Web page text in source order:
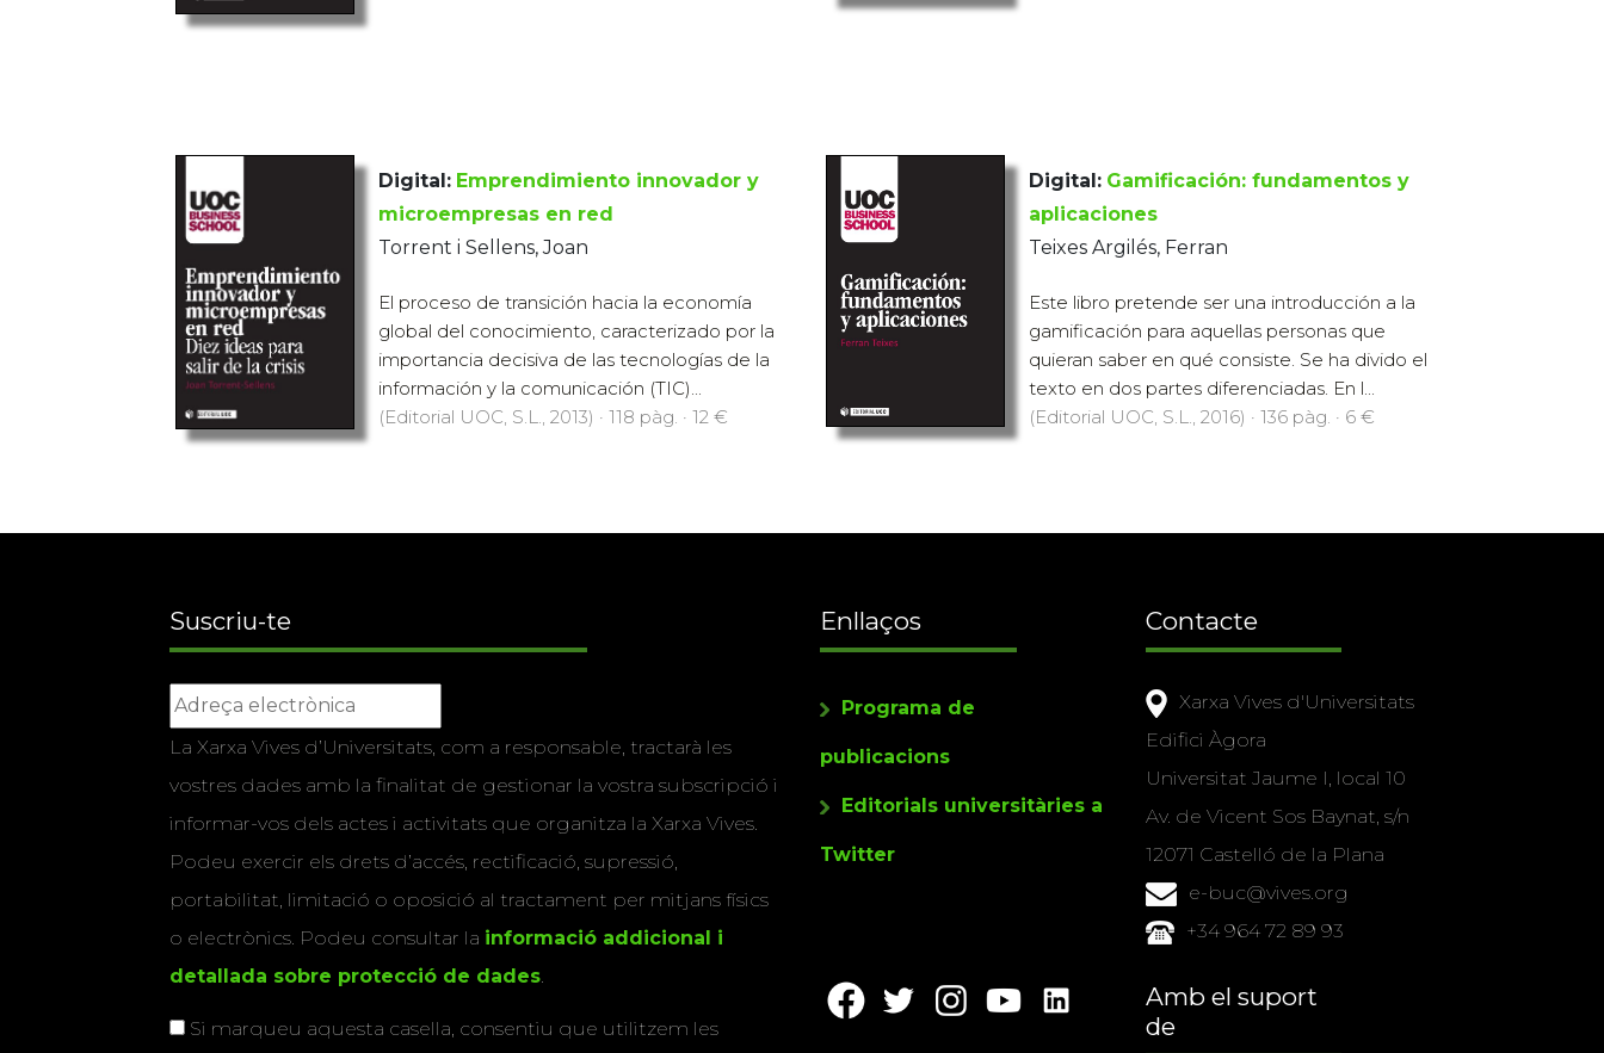
Digital: Emprendimiento innovador y
microempresas en red
Torrent i Sellens, Joan
El proceso de transición hacia la economía
global del conocimiento, caracterizado por la
importancia decisiva de las tecnologías de la
información y la comunicación (TIC)...
(Editorial UOC, S.L., 2013) · 118 pàg. · 12 €
Digital: Gamificación: fundamentos y
aplicaciones
Teixes Argilés, Ferran
Este libro pretende ser una introducción a la
gamificación para aquellas personas que
quieran saber en qué consiste. Se ha divido el
texto en dos partes diferenciadas. En l...
(Editorial UOC, S.L., 2016) · 136 pàg. · 6 €
Suscriu-te
La Xarxa Vives d’Universitats, com a responsable, tractarà les
vostres dades amb la finalitat de gestionar la vostra subscripció i
informar-vos dels actes i activitats que organitza la Xarxa Vives.
Podeu exercir els drets d’accés, rectificació, supressió,
portabilitat, limitació o oposició al tractament per mitjans físics
o electrònics. Podeu consultar la informació addicional i
detallada sobre protecció de dades
Si marqueu aquesta casella, consentiu que utilitzem les
Enllaços
Programa de
publicacions
Editorials universitàries a
Twitter
Contacte
Xarxa Vives d'Universitats
Edifici Àgora
Universitat Jaume I, local 10
Av. de Vicent Sos Baynat, s/n
12071 Castelló de la Plana
e-buc@vives.org
+34 964 72 89 93
Amb el suport
de